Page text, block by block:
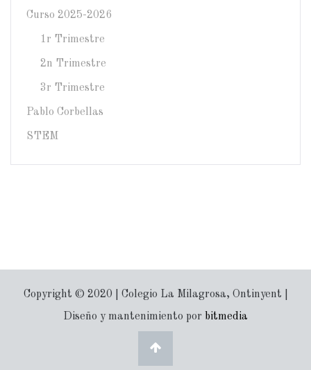
Curso 2025-2026
1r Trimestre
2n Trimestre
3r Trimestre
Pablo Corbellas
STEM
Copyright © 2020 | Colegio La Milagrosa, Ontinyent |
Diseño y mantenimiento por bitmedia